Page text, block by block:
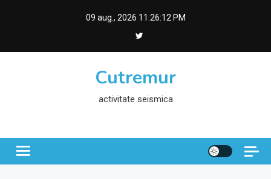
09 aug., 2026 11:26:12 PM
Cutremur
activitate seismica